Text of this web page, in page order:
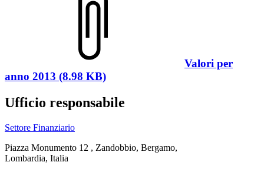
Valori per
anno 2013 (8.98 KB)
Ufficio responsabile
Settore Finanziario
Piazza Monumento 12 , Zandobbio, Bergamo,
Lombardia, Italia